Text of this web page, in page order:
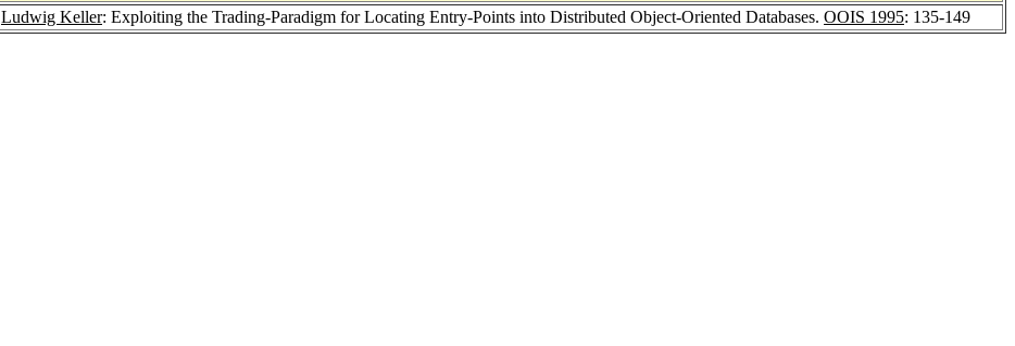
Ludwig Keller: Exploiting the Trading-Paradigm for Locating Entry-Points into Distributed Object-Oriented Databases. OOIS 1995: 135-149